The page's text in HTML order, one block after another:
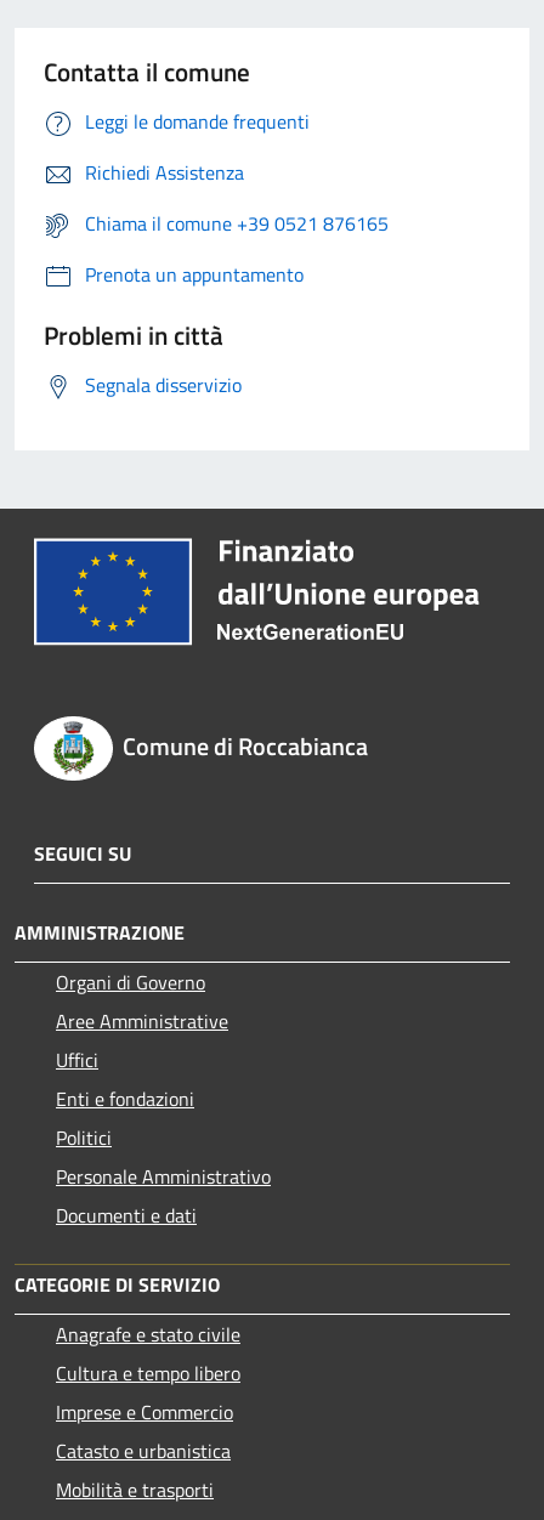
Contatta il comune
Leggi le domande frequenti
Richiedi Assistenza
Chiama il comune +39 0521 876165
Prenota un appuntamento
Problemi in città
Segnala disservizio
Comune di Roccabianca
SEGUICI SU
AMMINISTRAZIONE
Organi di Governo
Aree Amministrative
Uffici
Enti e fondazioni
Politici
Personale Amministrativo
Documenti e dati
CATEGORIE DI SERVIZIO
Anagrafe e stato civile
Cultura e tempo libero
Imprese e Commercio
Catasto e urbanistica
Mobilità e trasporti